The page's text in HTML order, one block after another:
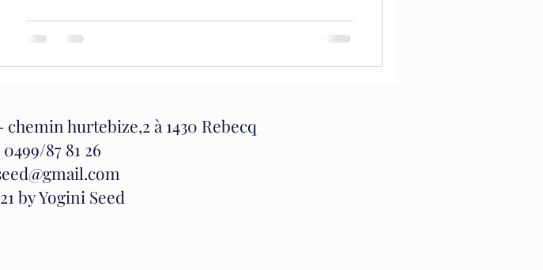
hurtebize,2 à 1430 Rebecq
0499/87 81 26
by Yogini Seed